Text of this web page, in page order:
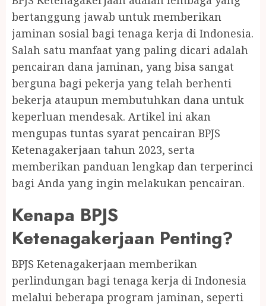
bertanggung jawab untuk memberikan
jaminan sosial bagi tenaga kerja di Indonesia.
Salah satu manfaat yang paling dicari adalah
pencairan dana jaminan, yang bisa sangat
berguna bagi pekerja yang telah berhenti
bekerja ataupun membutuhkan dana untuk
keperluan mendesak. Artikel ini akan
mengupas tuntas syarat pencairan BPJS
Ketenagakerjaan tahun 2023, serta
memberikan panduan lengkap dan terperinci
bagi Anda yang ingin melakukan pencairan.
Kenapa BPJS
Ketenagakerjaan Penting?
BPJS Ketenagakerjaan memberikan
perlindungan bagi tenaga kerja di Indonesia
melalui beberapa program jaminan, seperti